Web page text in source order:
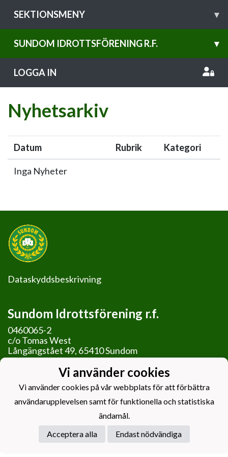
SEKTIONSMENY ▾
SUNDOM IDROTTSFÖRENING R.F. ▾
LOGGA IN
Nyhetsarkiv
Datum Rubrik Kategori
Inga Nyheter
Dataskyddsbeskrivning
Sundom Idrottsförening r.f.
0460065-2
c/o Tomas West
Långängstået 49, 65410 Sundom
Vi använder cookies
Vi använder cookies på vår webbplats för att förbättra
användarupplevelsen samt för funktionella och statistiska
ändamål.
Acceptera alla
Endast nödvändiga